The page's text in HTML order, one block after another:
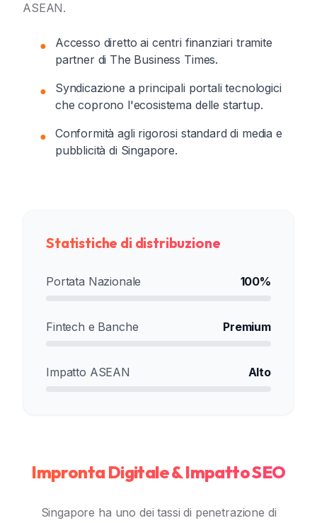
ASEAN.
●
Accesso diretto ai centri finanziari tramite
partner di The Business Times.
●
Syndicazione a principali portali tecnologici
che coprono l'ecosistema delle startup.
●
Conformità agli rigorosi standard di media e
pubblicità di Singapore.
Statistiche di distribuzione
Portata Nazionale 100%
Fintech e Banche Premium
Impatto ASEAN Alto
Impronta Digitale & Impatto SEO
Singapore ha uno dei tassi di penetrazione di